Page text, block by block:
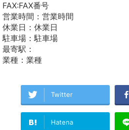
FAX:FAX番号
営業時間：営業時間
休業日：休業日
駐車場：駐車場
最寄駅：
業種：業種
Twitter
Hatena